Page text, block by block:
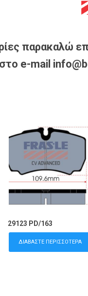
παρακαλώ
e-mail
29123 PD/163
ΔΙΑΒΆΣΤΕ ΠΕΡΙΣΣΌΤΕΡΑ